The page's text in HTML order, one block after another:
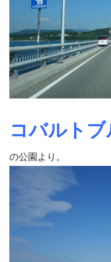
コバルト
の公園より。